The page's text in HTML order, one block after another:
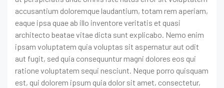
accusantium doloremque laudantium, totam rem aperiam,
eaque ipsa quae ab illo inventore veritatis et quasi
architecto beatae vitae dicta sunt explicabo. Nemo enim
ipsam voluptatem quia voluptas sit aspernatur aut odit
aut fugit, sed quia consequuntur magni dolores eos qui
ratione voluptatem sequi nesciunt. Neque porro quisquam
est, qui dolorem ipsum quia dolor sit amet, consectetur,